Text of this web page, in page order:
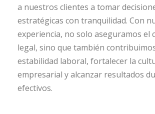
a nuestros clientes a tomar
estratégicas con tranquilidad. Con
experiencia, no solo aseguramos el
legal, sino que también
estabilidad laboral, fortalecer la
empresarial y alcanzar resultados
efectivos.